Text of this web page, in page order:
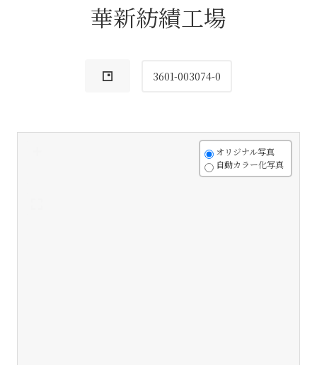
華新紡績工場
3601-003074-0
オリジナル写真
自動カラー化写真